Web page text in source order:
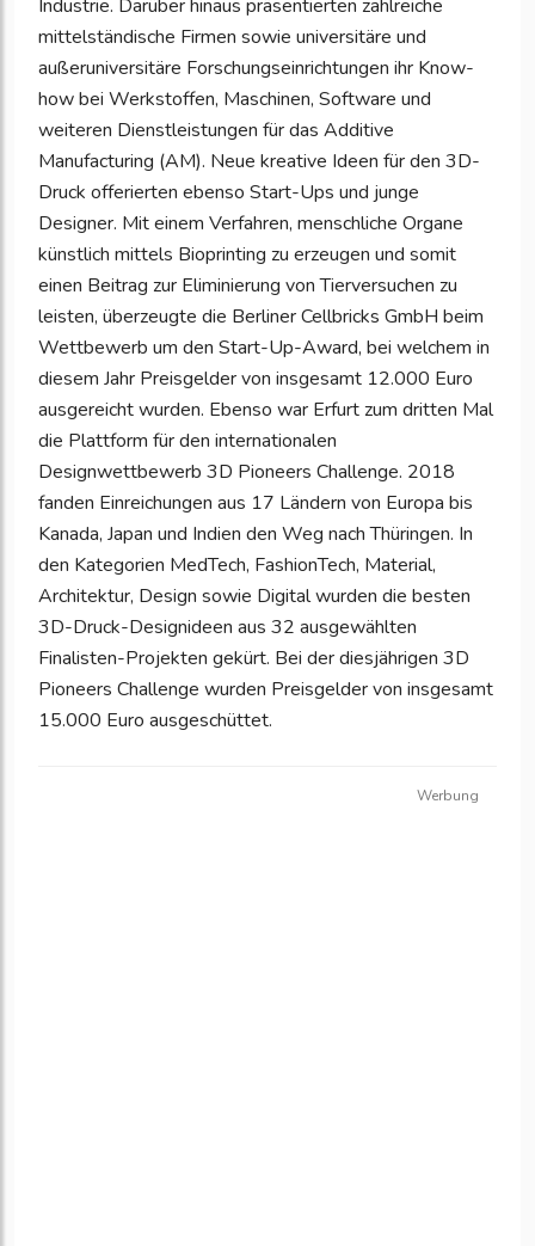
Industrie. Darüber hinaus präsentierten zahlreiche
mittelständische Firmen sowie universitäre und
außeruniversitäre Forschungseinrichtungen ihr Know-
how bei Werkstoffen, Maschinen, Software und
weiteren Dienstleistungen für das Additive
Manufacturing (AM). Neue kreative Ideen für den 3D-
Druck offerierten ebenso Start-Ups und junge
Designer. Mit einem Verfahren, menschliche Organe
künstlich mittels Bioprinting zu erzeugen und somit
einen Beitrag zur Eliminierung von Tierversuchen zu
leisten, überzeugte die Berliner Cellbricks GmbH beim
Wettbewerb um den Start-Up-Award, bei welchem in
diesem Jahr Preisgelder von insgesamt 12.000 Euro
ausgereicht wurden. Ebenso war Erfurt zum dritten Mal
die Plattform für den internationalen
Designwettbewerb 3D Pioneers Challenge. 2018
fanden Einreichungen aus 17 Ländern von Europa bis
Kanada, Japan und Indien den Weg nach Thüringen. In
den Kategorien MedTech, FashionTech, Material,
Architektur, Design sowie Digital wurden die besten
3D-Druck-Designideen aus 32 ausgewählten
Finalisten-Projekten gekürt. Bei der diesjährigen 3D
Pioneers Challenge wurden Preisgelder von insgesamt
15.000 Euro ausgeschüttet.
Werbung